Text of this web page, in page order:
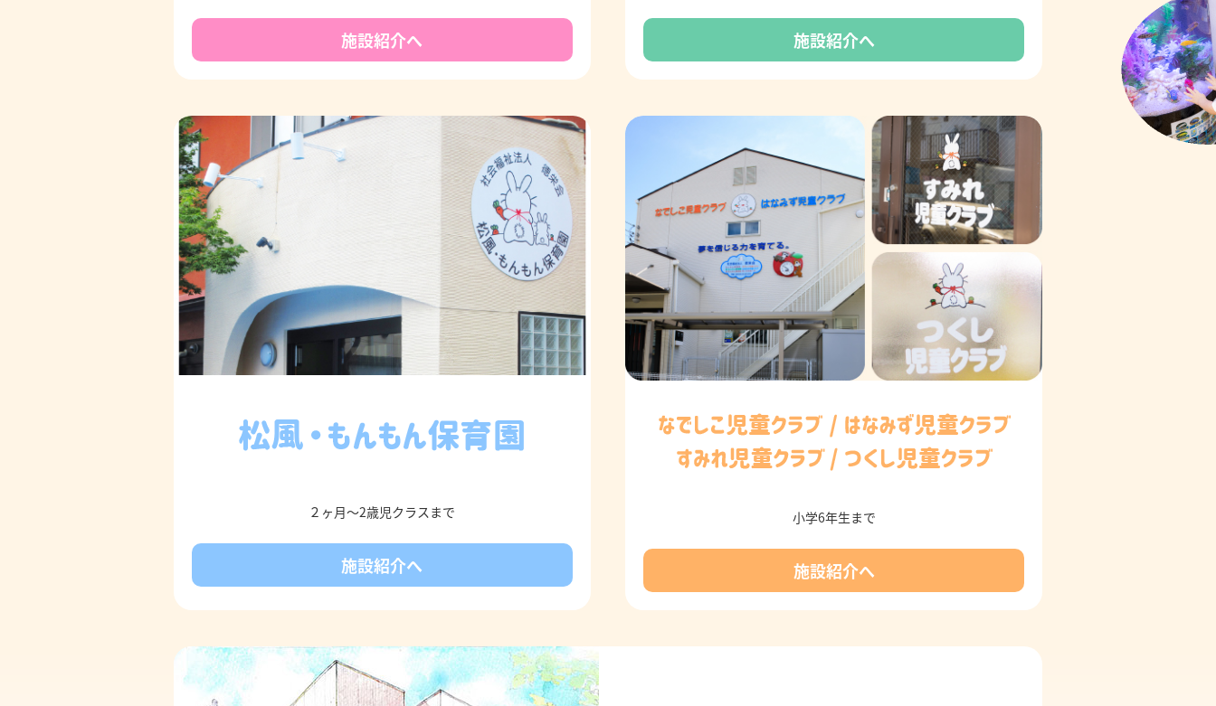
施設紹介へ 施設紹介へ
２ヶ月～2歳児クラスまで
施設紹介へ
小学6年生まで
施設紹介へ